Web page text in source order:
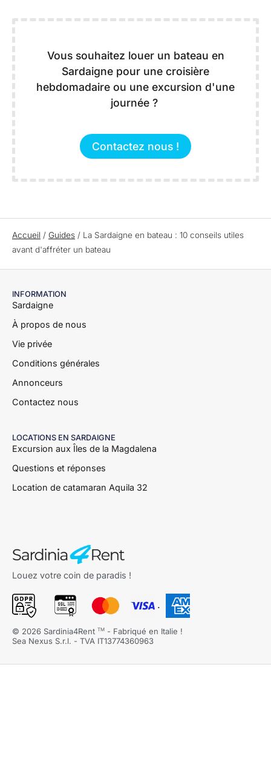
Vous souhaitez louer un bateau en
Sardaigne pour une croisière
hebdomadaire ou une excursion d'une
journée ?
Contactez nous !
Accueil / Guides / La Sardaigne en bateau : 10 conseils utiles
avant d'affréter un bateau
Louez votre coin de paradis !
.
© 2026 Sardinia4Rent TM - Fabriqué en Italie !
Sea Nexus S.r.l. - TVA IT13774360963
INFORMATION
Sardaigne
À propos de nous
Vie privée
Conditions générales
Annonceurs
Contactez nous
LOCATIONS EN SARDAIGNE
Excursion aux Îles de la Magdalena
Questions et réponses
Location de catamaran Aquila 32